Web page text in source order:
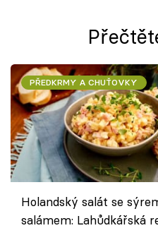
PŘEDKRMY A CHUŤOVKY
Holandský salát se
salámem: Lahůdkářská